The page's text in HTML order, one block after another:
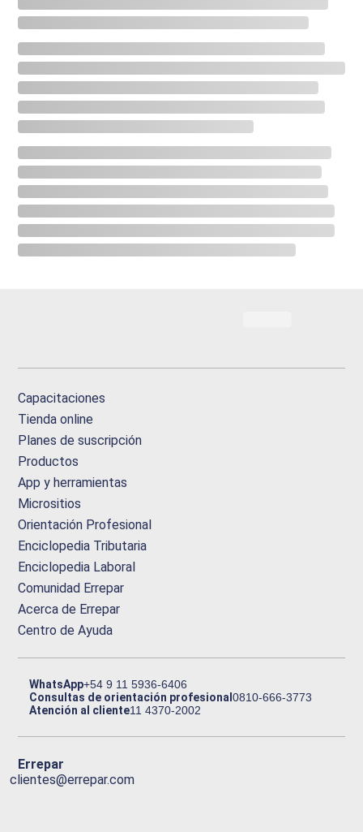
Capacitaciones
Tienda online
Planes de suscripción
Productos
App y herramientas
Micrositios
Orientación Profesional
Enciclopedia Tributaria
Enciclopedia Laboral
Comunidad Errepar
Acerca de Errepar
Centro de Ayuda
WhatsApp+54 9 11 5936-6406
Consultas de orientación profesional0810-666-3773
Atención al cliente11 4370-2002
Errepar
clientes@errepar.com